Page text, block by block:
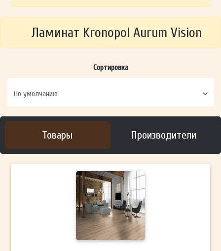
Ламинат Kronopol Aurum Vision
Сортировка
Товары Производители